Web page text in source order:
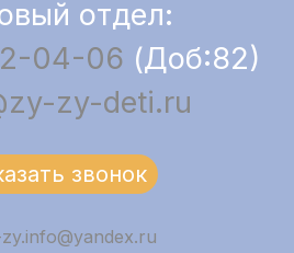
отдел:
04-06 (Доб:82)
zy-deti.ru
звонок